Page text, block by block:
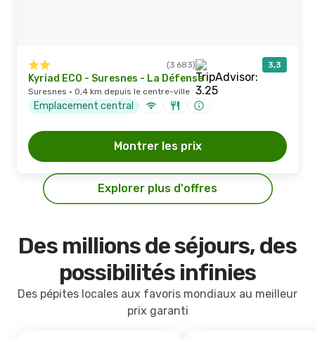
(3 683) 3,3
Kyriad ECO - Suresnes - La Défense
Suresnes · 0,4 km depuis le centre-ville
Emplacement central
Montrer les prix
Explorer plus d'offres
Des millions de séjours, des
possibilités infinies
Des pépites locales aux favoris mondiaux au meilleur
prix garanti